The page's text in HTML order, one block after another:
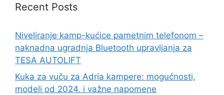
Recent Posts
Niveliranje kamp-kućice pametnim telefonom –
naknadna ugradnja Bluetooth upravljanja za
TESA AUTOLIFT
Kuka za vuču za Adria kampere: mogućnosti,
modeli od 2024. i važne napomene